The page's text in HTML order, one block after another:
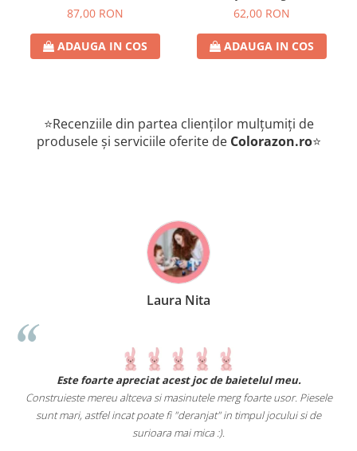
romana
87,00 RON
ADAUGA IN COS
de provocari, 6+ ani, lb
62,00 RON
ADAUGA IN COS
⭐Recenziile din partea clienților mulțumiți de
produsele și serviciile oferite de Colorazon.ro⭐
Laura Nita
Este foarte apreciat acest joc de baietelul meu.
Construieste mereu altceva si masinutele merg foarte usor. Piesele
sunt mari, astfel incat poate fi "deranjat" in timpul jocului si de
surioara mai mica :).